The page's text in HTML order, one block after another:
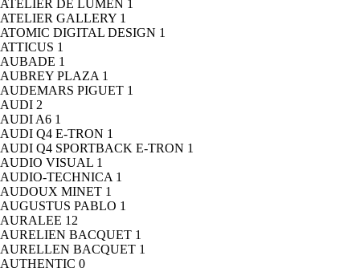
ATELIER DE LUMEN 1
ATELIER GALLERY 1
ATOMIC DIGITAL DESIGN 1
ATTICUS 1
AUBADE 1
AUBREY PLAZA 1
AUDEMARS PIGUET 1
AUDI 2
AUDI A6 1
AUDI Q4 E-TRON 1
AUDI Q4 SPORTBACK E-TRON 1
AUDIO VISUAL 1
AUDIO-TECHNICA 1
AUDOUX MINET 1
AUGUSTUS PABLO 1
AURALEE 12
AURELIEN BACQUET 1
AURELLEN BACQUET 1
AUTHENTIC 0